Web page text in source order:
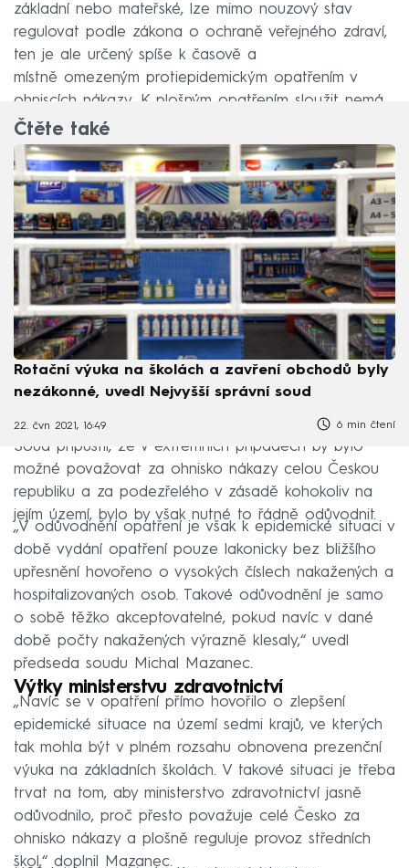
základní nebo mateřské, lze mimo nouzový stav
regulovat podle zákona o ochraně veřejného zdraví,
ten je ale určený spíše k časově a
místně omezeným protiepidemickým opatřením v
ohniscích nákazy. K plošným opatřením sloužit nemá.
Čtěte také
Rotační výuka na školách a zavření obchodů byly
nezákonné, uvedl Nejvyšší správní soud
22. čvn 2021, 16:49 6 min čtení
Soud připustil, že v extrémních případech by bylo
možné považovat za ohnisko nákazy celou Českou
republiku a za podezřelého v zásadě kohokoliv na
jejím území, bylo by však nutné to řádně odůvodnit.
„V odůvodnění opatření je však k epidemické situaci v
době vydání opatření pouze lakonicky bez bližšího
upřesnění hovořeno o vysokých číslech nakažených a
hospitalizovaných osob. Takové odůvodnění je samo
o sobě těžko akceptovatelné, pokud navíc v dané
době počty nakažených výrazně klesaly,“ uvedl
předseda soudu Michal Mazanec.
Výtky ministerstvu zdravotnictví
„Navíc se v opatření přímo hovořilo o zlepšení
epidemické situace na území sedmi krajů, ve kterých
tak mohla být v plném rozsahu obnovena prezenční
výuka na základních školách. V takové situaci je třeba
trvat na tom, aby ministerstvo zdravotnictví jasně
odůvodnilo, proč přesto považuje celé Česko za
ohnisko nákazy a plošně reguluje provoz středních
škol,“ doplnil Mazanec.